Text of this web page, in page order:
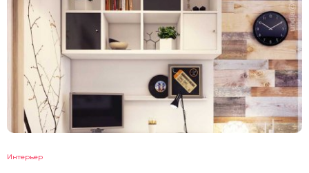
Интерьер